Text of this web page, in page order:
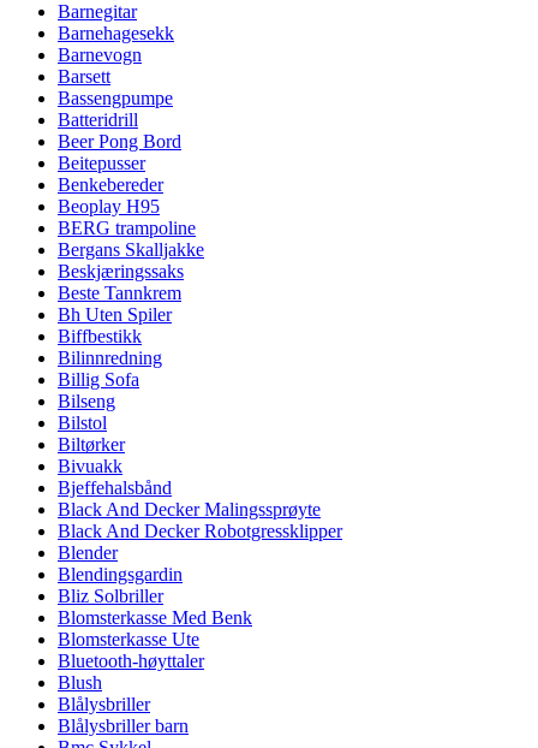
Barnegitar
Barnehagesekk
Barnevogn
Barsett
Bassengpumpe
Batteridrill
Beer Pong Bord
Beitepusser
Benkebereder
Beoplay H95
BERG trampoline
Bergans Skalljakke
Beskjæringssaks
Beste Tannkrem
Bh Uten Spiler
Biffbestikk
Bilinnredning
Billig Sofa
Bilseng
Bilstol
Biltørker
Bivuakk
Bjeffehalsbånd
Black And Decker Malingssprøyte
Black And Decker Robotgressklipper
Blender
Blendingsgardin
Bliz Solbriller
Blomsterkasse Med Benk
Blomsterkasse Ute
Bluetooth-høyttaler
Blush
Blålysbriller
Blålysbriller barn